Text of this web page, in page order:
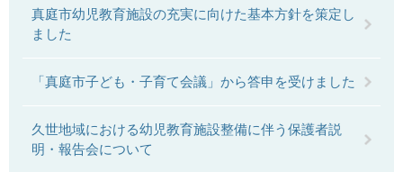
真庭市幼児教育施設の充実に向けた基本方針を策定し
ました
「真庭市子ども・子育て会議」から答申を受けました
久世地域における幼児教育施設整備に伴う保護者説
明・報告会について